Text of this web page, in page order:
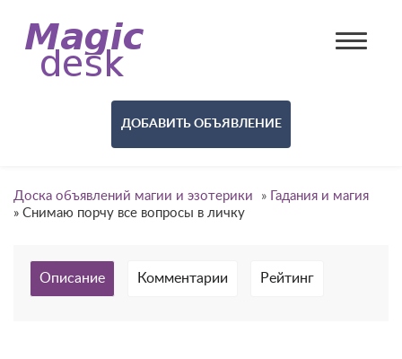
ДОБАВИТЬ ОБЪЯВЛЕНИЕ
Доска объявлений магии и эзотерики »
Гадания и магия
» Снимаю порчу все вопросы в личку
Описание Комментарии Рейтинг